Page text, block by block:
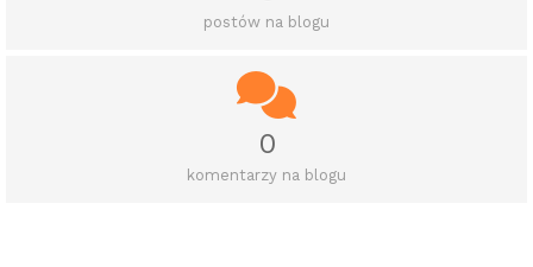
postów na blogu
0
komentarzy na blogu